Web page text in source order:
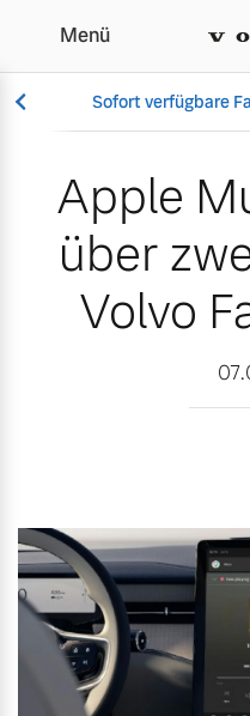
Apple
Menü
Sofort verfügbare
Vollelektrisch
6 Modelle
Mild-Hybrid
4 Modelle
Aktuelle
Geschäftskunden
Volvo
Gebrauchtwagen
Unser Team
Kontakt und
Unsere News &
Apple
über
Volvo